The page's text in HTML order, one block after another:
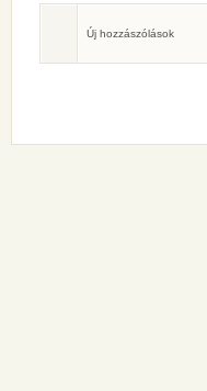
Új hozzászólások